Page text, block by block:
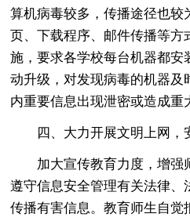
算机病毒较多，传播途径也较
页、下载程序、邮件传播等方
施，要求各学校每台机器都安
动升级，对发现病毒的机器及
内重要信息出现泄密或造成重
四、大力开展文明上网，
加大宣传教育力度，增强
遵守信息安全管理有关法律、
传播有害信息。教育师生自觉